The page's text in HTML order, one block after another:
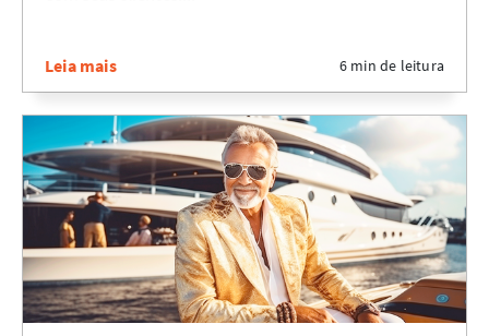
Leia mais 6 min de leitura